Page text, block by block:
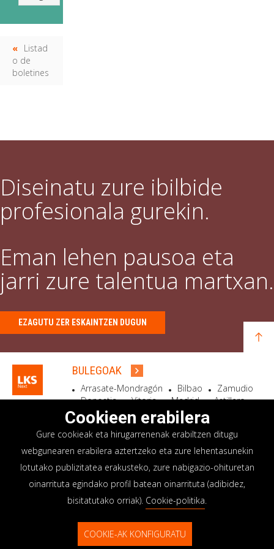
Listad
o de
boletines
Diseinatu zure ibilbide
profesionala gurekin.
Eman lehen pausoa eta
jarri zure talentua martxan.
EZAGUTU ZER ESKAINTZEN DUGUN
BULEGOAK
Arrasate-Mondragón Bilbao
Zamudio
Donostia
Vitoria Madrid
Astillero
Bidart
EGOITZA SOZIALA
Goiru, 7 Arrasate-Mondragón
CP 20500 GIPUZKOA – SPAIN
+34 900 84 14 14
info@lksnext.com
© LKS Next 2026 Lege oharra Pribatutasun politika
Cookieen erabilera
Gure cookieak eta hirugarrenenak erabiltzen ditugu
webgunearen erabilera aztertzeko eta zure lehentasunekin
lotutako publizitatea erakusteko, zure nabigazio-ohituretan
oinarrituta egindako profil batean oinarrituta (adibidez,
bisitatutako orriak). Cookie-politika.
COOKIE-AK KONFIGURATU